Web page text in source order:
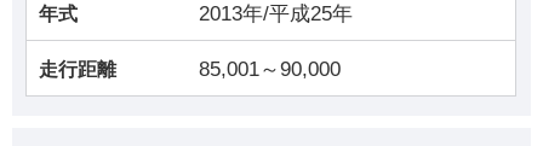
年式 2013年/平成25年
走行距離 85,001～90,000